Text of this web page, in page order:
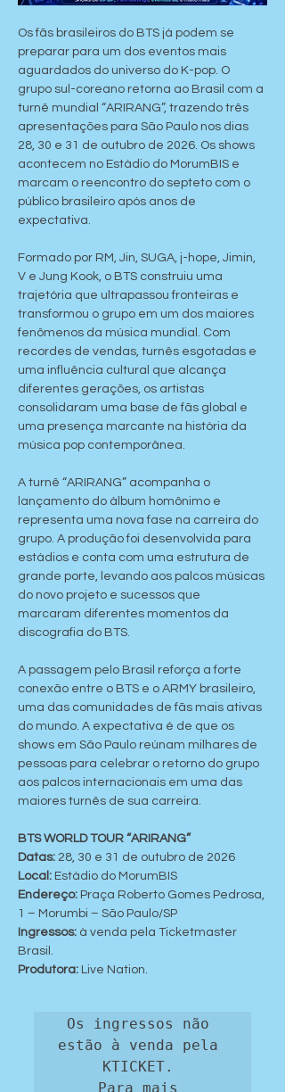
Os fãs brasileiros do BTS já podem se
preparar para um dos eventos mais
aguardados do universo do K-pop. O
grupo sul-coreano retorna ao Brasil com a
turnê mundial “ARIRANG”, trazendo três
apresentações para São Paulo nos dias
28, 30 e 31 de outubro de 2026. Os shows
acontecem no Estádio do MorumBIS e
marcam o reencontro do septeto com o
público brasileiro após anos de
expectativa.
Formado por RM, Jin, SUGA, j-hope, Jimin,
V e Jung Kook, o BTS construiu uma
trajetória que ultrapassou fronteiras e
transformou o grupo em um dos maiores
fenômenos da música mundial. Com
recordes de vendas, turnês esgotadas e
uma influência cultural que alcança
diferentes gerações, os artistas
consolidaram uma base de fãs global e
uma presença marcante na história da
música pop contemporânea.
A turnê “ARIRANG” acompanha o
lançamento do álbum homônimo e
representa uma nova fase na carreira do
grupo. A produção foi desenvolvida para
estádios e conta com uma estrutura de
grande porte, levando aos palcos músicas
do novo projeto e sucessos que
marcaram diferentes momentos da
discografia do BTS.
A passagem pelo Brasil reforça a forte
conexão entre o BTS e o ARMY brasileiro,
uma das comunidades de fãs mais ativas
do mundo. A expectativa é de que os
shows em São Paulo reúnam milhares de
pessoas para celebrar o retorno do grupo
aos palcos internacionais em uma das
maiores turnês de sua carreira.
BTS WORLD TOUR “ARIRANG”
Datas: 28, 30 e 31 de outubro de 2026
Local: Estádio do MorumBIS
Endereço: Praça Roberto Gomes Pedrosa,
1 – Morumbi – São Paulo/SP
Ingressos: à venda pela Ticketmaster
Brasil.
Produtora: Live Nation.
Os ingressos não
estão à venda pela
KTICKET.
Para mais